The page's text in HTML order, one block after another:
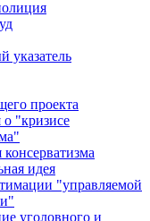
указатель
проекта
о "кризисе
идея
"управляемой
уголовного и